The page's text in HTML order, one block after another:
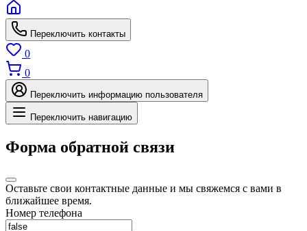
Переключить контакты
0
0
Переключить информацию пользователя
Переключить навигацию
Форма обратной связи
Оставьте свои контактные данные и мы свяжемся с вами в
ближайшее время.
Номер телефона